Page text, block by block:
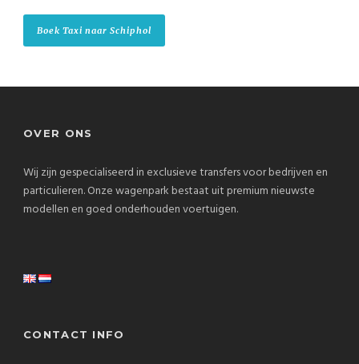
Boek Taxi naar Schiphol
OVER ONS
Wij zijn gespecialiseerd in exclusieve transfers voor bedrijven en
particulieren. Onze wagenpark bestaat uit premium nieuwste
modellen en goed onderhouden voertuigen.
CONTACT INFO